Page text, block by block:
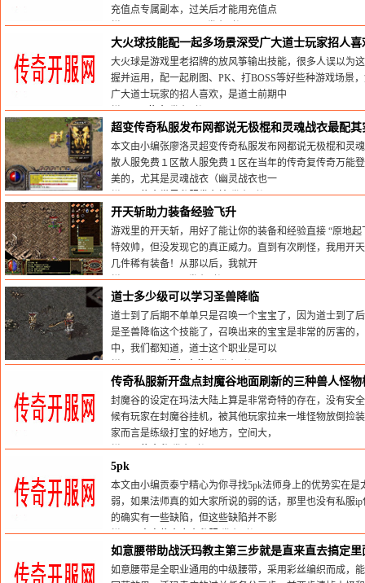
充值点专属副本，过关后才能用充值点
栏目：www.sf520.com发布时间:2026-01-21
大火球技能配一起多场景深受广大道士玩家招人喜
大火球是游戏里老招牌的放风筝输出技能，很多人误以为
握并运用，配一起刷图、PK、打BOSS等好些种游戏场景
广大道士玩家的招人喜欢，是道士前期中
栏目：sf传奇发布时间:2026-06-26
超变传奇私服发布网都说无极棍和灵魂战衣最配
本文由小编张廖洛灵超变传奇私服发布网都说无极棍和灵
散人服免费１区散人服免费１区在当年的传奇复传奇万能
美的，尤其是灵魂战衣（幽灵战衣也一
栏目：传奇世界私服发布站发布时间:2024-04-02
开天斩助力装备经验飞升
游戏里的开天斩，用好了能让你的装备和经验直接 “原地
特效帅，但没发现它的真正威力。直到有次刷怪，我用开
几件稀有装备！从那以后，我就开
栏目：www.zhaos发布时间:2025-04-28
道士多少级可以学习圣兽降临
道士到了后期不单单只是召唤一个宝宝了，因为道士到了
是圣兽降临这个技能了，召唤出来的宝宝是非常的厉害的
中，我们都知道，道士这个职业是可以
栏目：1.76网通复古传奇发布时间:2025-02-22
传奇私服新开盘点封魔谷地面刷新的三种兽人怪
封魔谷的设定在玛法大陆上算是非常奇特的存在，没有安
候有玩家在封魔谷挂机，被其他玩家拉来一堆怪物放倒捡
家而言是练级打宝的好地方，空间大，
栏目：传奇私发布时间:2025-05-09
5pk
本文由小编贡泰宁精心为你寻找5pk法师身上的优势实在
弱，如果法师真的如大家所说的弱的话，那里也没有私服
的确实有一些缺陷，但这些缺陷并不影
栏目：中变传奇合击私服发布时间:2024-03-27
如意腰带助战沃玛教主第三步就是直来直去搞定
如意腰带是全职业通用的中级腰带，采用彩丝编织而成，